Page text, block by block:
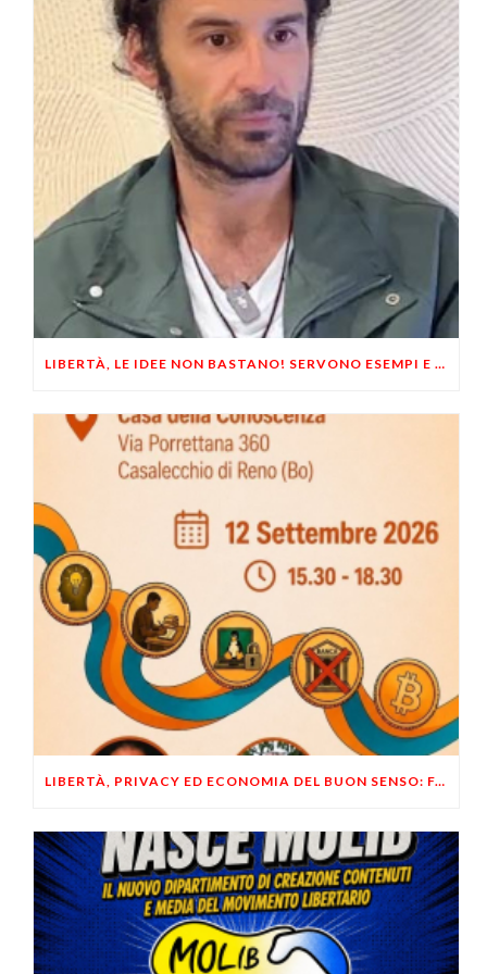
LIBERTÀ, LE IDEE NON BASTANO! SERVONO ESEMPI E UN PO’ DI COERENZA
LIBERTÀ, PRIVACY ED ECONOMIA DEL BUON SENSO: FACCO E MUSUMECI A CASALECCHIO DI RENO (BO)